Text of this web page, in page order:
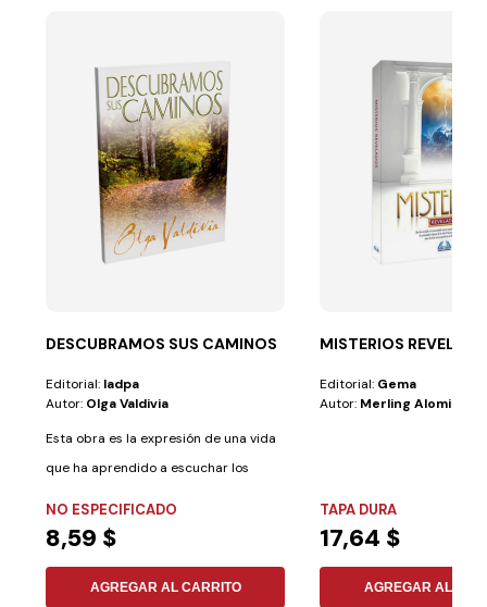
DESCUBRAMOS SUS CAMINOS
Editorial: Iadpa
Autor: Olga Valdivia
Esta obra es la expresión de una vida
que ha aprendido a escuchar los
NO ESPECIFICADO
8,59 $
AGREGAR AL CARRITO
MISTERIOS
Editorial: Gema
Autor: Merling Alomia
TAPA DURA
17,64 $
AGREGAR AL